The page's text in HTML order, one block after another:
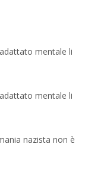
mentale li
mentale li
nazista non è